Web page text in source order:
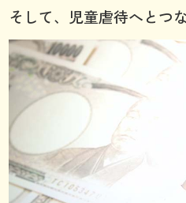
そして、児童虐待へとつ